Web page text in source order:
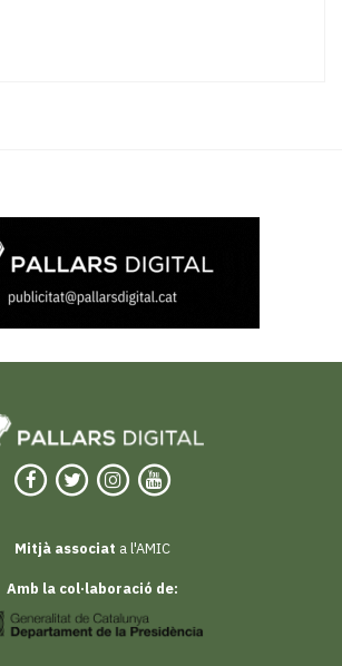
Mitjà associat a l'AMIC
Amb la col·laboració de: